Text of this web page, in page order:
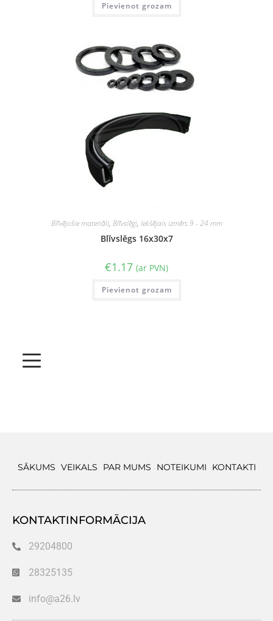
Pievienot grozam
Blīvējošie materiāli, Blīvslēgi, Iekšējais izmērs 9 - 24 mm
Blīvslēgs 16x30x7
€1.17 (ar PVN)
Pievienot grozam
SĀKUMS VEIKALS PAR MUMS NOTEIKUMI KONTAKTI
KONTAKTINFORMĀCIJA
29204800
28325135
info@a26.lv